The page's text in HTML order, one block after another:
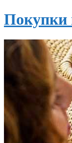
Покупки